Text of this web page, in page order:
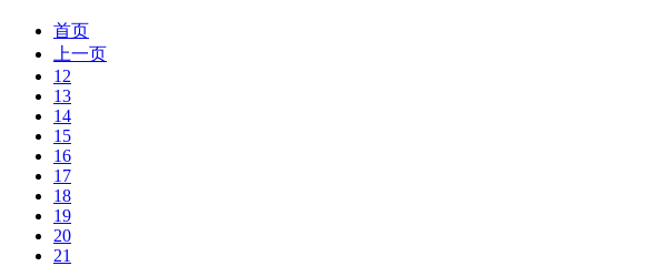
首页
上一页
12
13
14
15
16
17
18
19
20
21